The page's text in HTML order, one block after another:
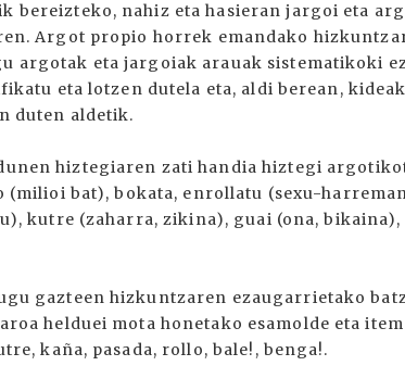
bereizteko, nahiz eta hasieran jargoi eta
Argot propio horrek emandako
argotak eta jargoiak arauak sistematikoki
eta lotzen dutela eta, aldi berean,
duten aldetik.
hiztegiaren zati handia hiztegi
(milioi bat), bokata, enrollatu (sexu-
kutre (zaharra, zikina), guai (ona, bikaina),
gazteen hizkuntzaren ezaugarrietako
helduei mota honetako esamolde eta
kaña, pasada, rollo, bale!, benga!.